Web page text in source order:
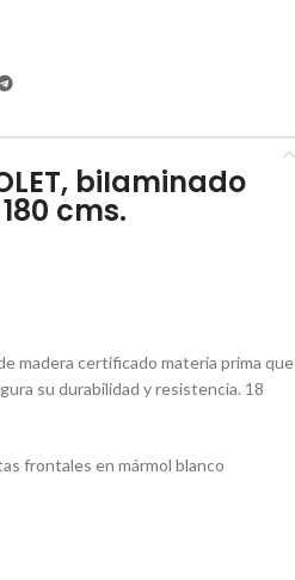
biIaminado
cms.
madera certificado materia prima que
su durabilidad y resistencia. 18
frontales en mármol blanco